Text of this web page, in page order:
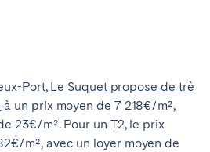
Port, Le Suquet propose de trè
à un prix moyen de 7 218€/m²,
23€/m². Pour un T2, le prix
m², avec un loyer moyen de